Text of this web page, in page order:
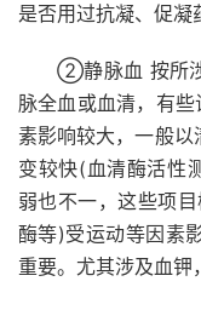
是否用过抗凝、促凝
②静脉血 按所
脉全血或血清，有
素影响较大，一般以
变较快(血清酶活性
弱也不一，这些项
酶等)受运动等因素
重要。尤其涉及血钾